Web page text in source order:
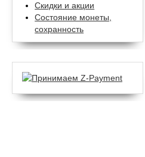
Скидки и акции
Состояние монеты,
сохранность